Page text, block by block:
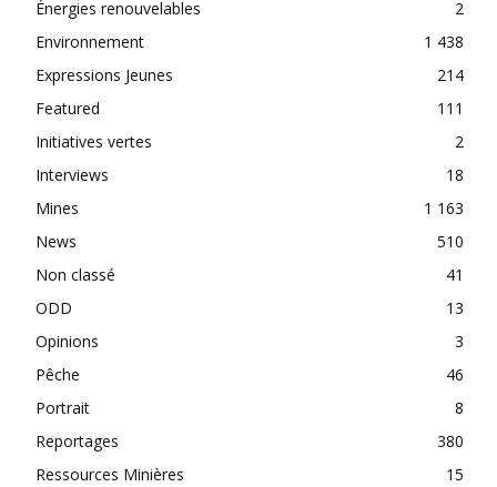
Énergies renouvelables
2
Environnement
1 438
Expressions Jeunes
214
Featured
111
Initiatives vertes
2
Interviews
18
Mines
1 163
News
510
Non classé
41
ODD
13
Opinions
3
Pêche
46
Portrait
8
Reportages
380
Ressources Minières
15